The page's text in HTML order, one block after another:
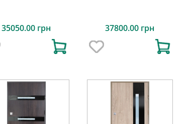
35050.00 грн 37800.00 грн